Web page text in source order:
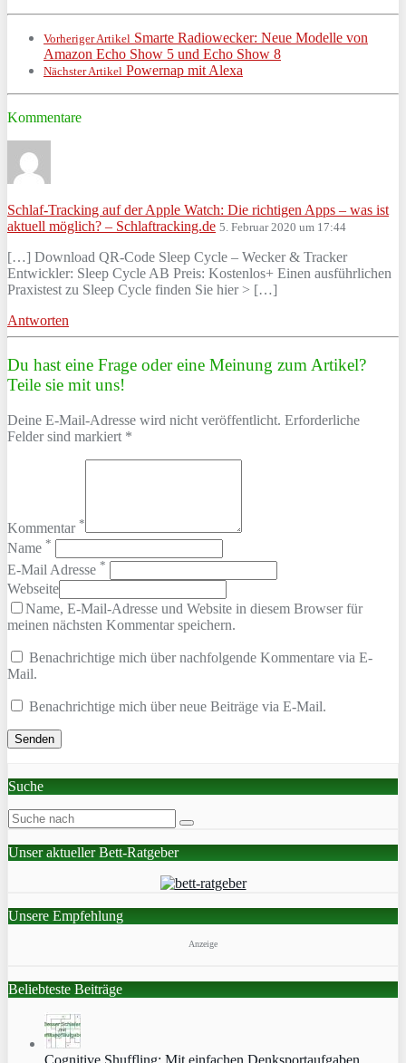
Vorheriger Artikel Smarte Radiowecker: Neue Modelle von
Amazon Echo Show 5 und Echo Show 8
Nächster Artikel Powernap mit Alexa
Kommentare
Schlaf-Tracking auf der Apple Watch: Die richtigen Apps – was ist
aktuell möglich? – Schlaftracking.de 5. Februar 2020 um 17:44
[…] Download QR-Code ‎Sleep Cycle – Wecker & Tracker
Entwickler: Sleep Cycle AB Preis: Kostenlos+ Einen ausführlichen
Praxistest zu Sleep Cycle finden Sie hier > […]
Antworten
Du hast eine Frage oder eine Meinung zum Artikel?
Teile sie mit uns!
Deine E-Mail-Adresse wird nicht veröffentlicht. Erforderliche
Felder sind markiert *
Kommentar *
Name *
E-Mail Adresse *
Webseite
Name, E-Mail-Adresse und Website in diesem Browser für
meinen nächsten Kommentar speichern.
Benachrichtige mich über nachfolgende Kommentare via E-
Mail.
Benachrichtige mich über neue Beiträge via E-Mail.
Suche
Unser aktueller Bett-Ratgeber
Unsere Empfehlung
Anzeige
Beliebteste Beiträge